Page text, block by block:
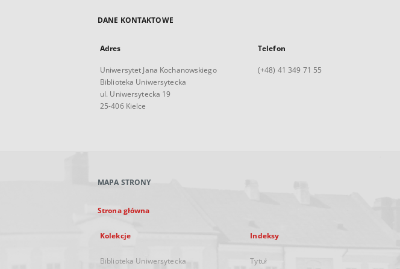
DANE KONTAKTOWE
Adres
Uniwersytet Jana Kochanowskiego
Biblioteka Uniwersytecka
ul. Uniwersytecka 19
25-406 Kielce
Telefon
(+48) 41 349 71 55
MAPA STRONY
Strona główna
Kolekcje
Biblioteka Uniwersytecka
Indeksy
Tytuł